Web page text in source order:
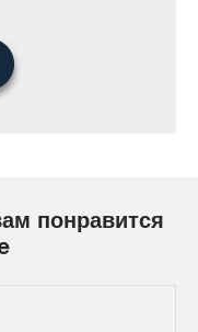
понравится